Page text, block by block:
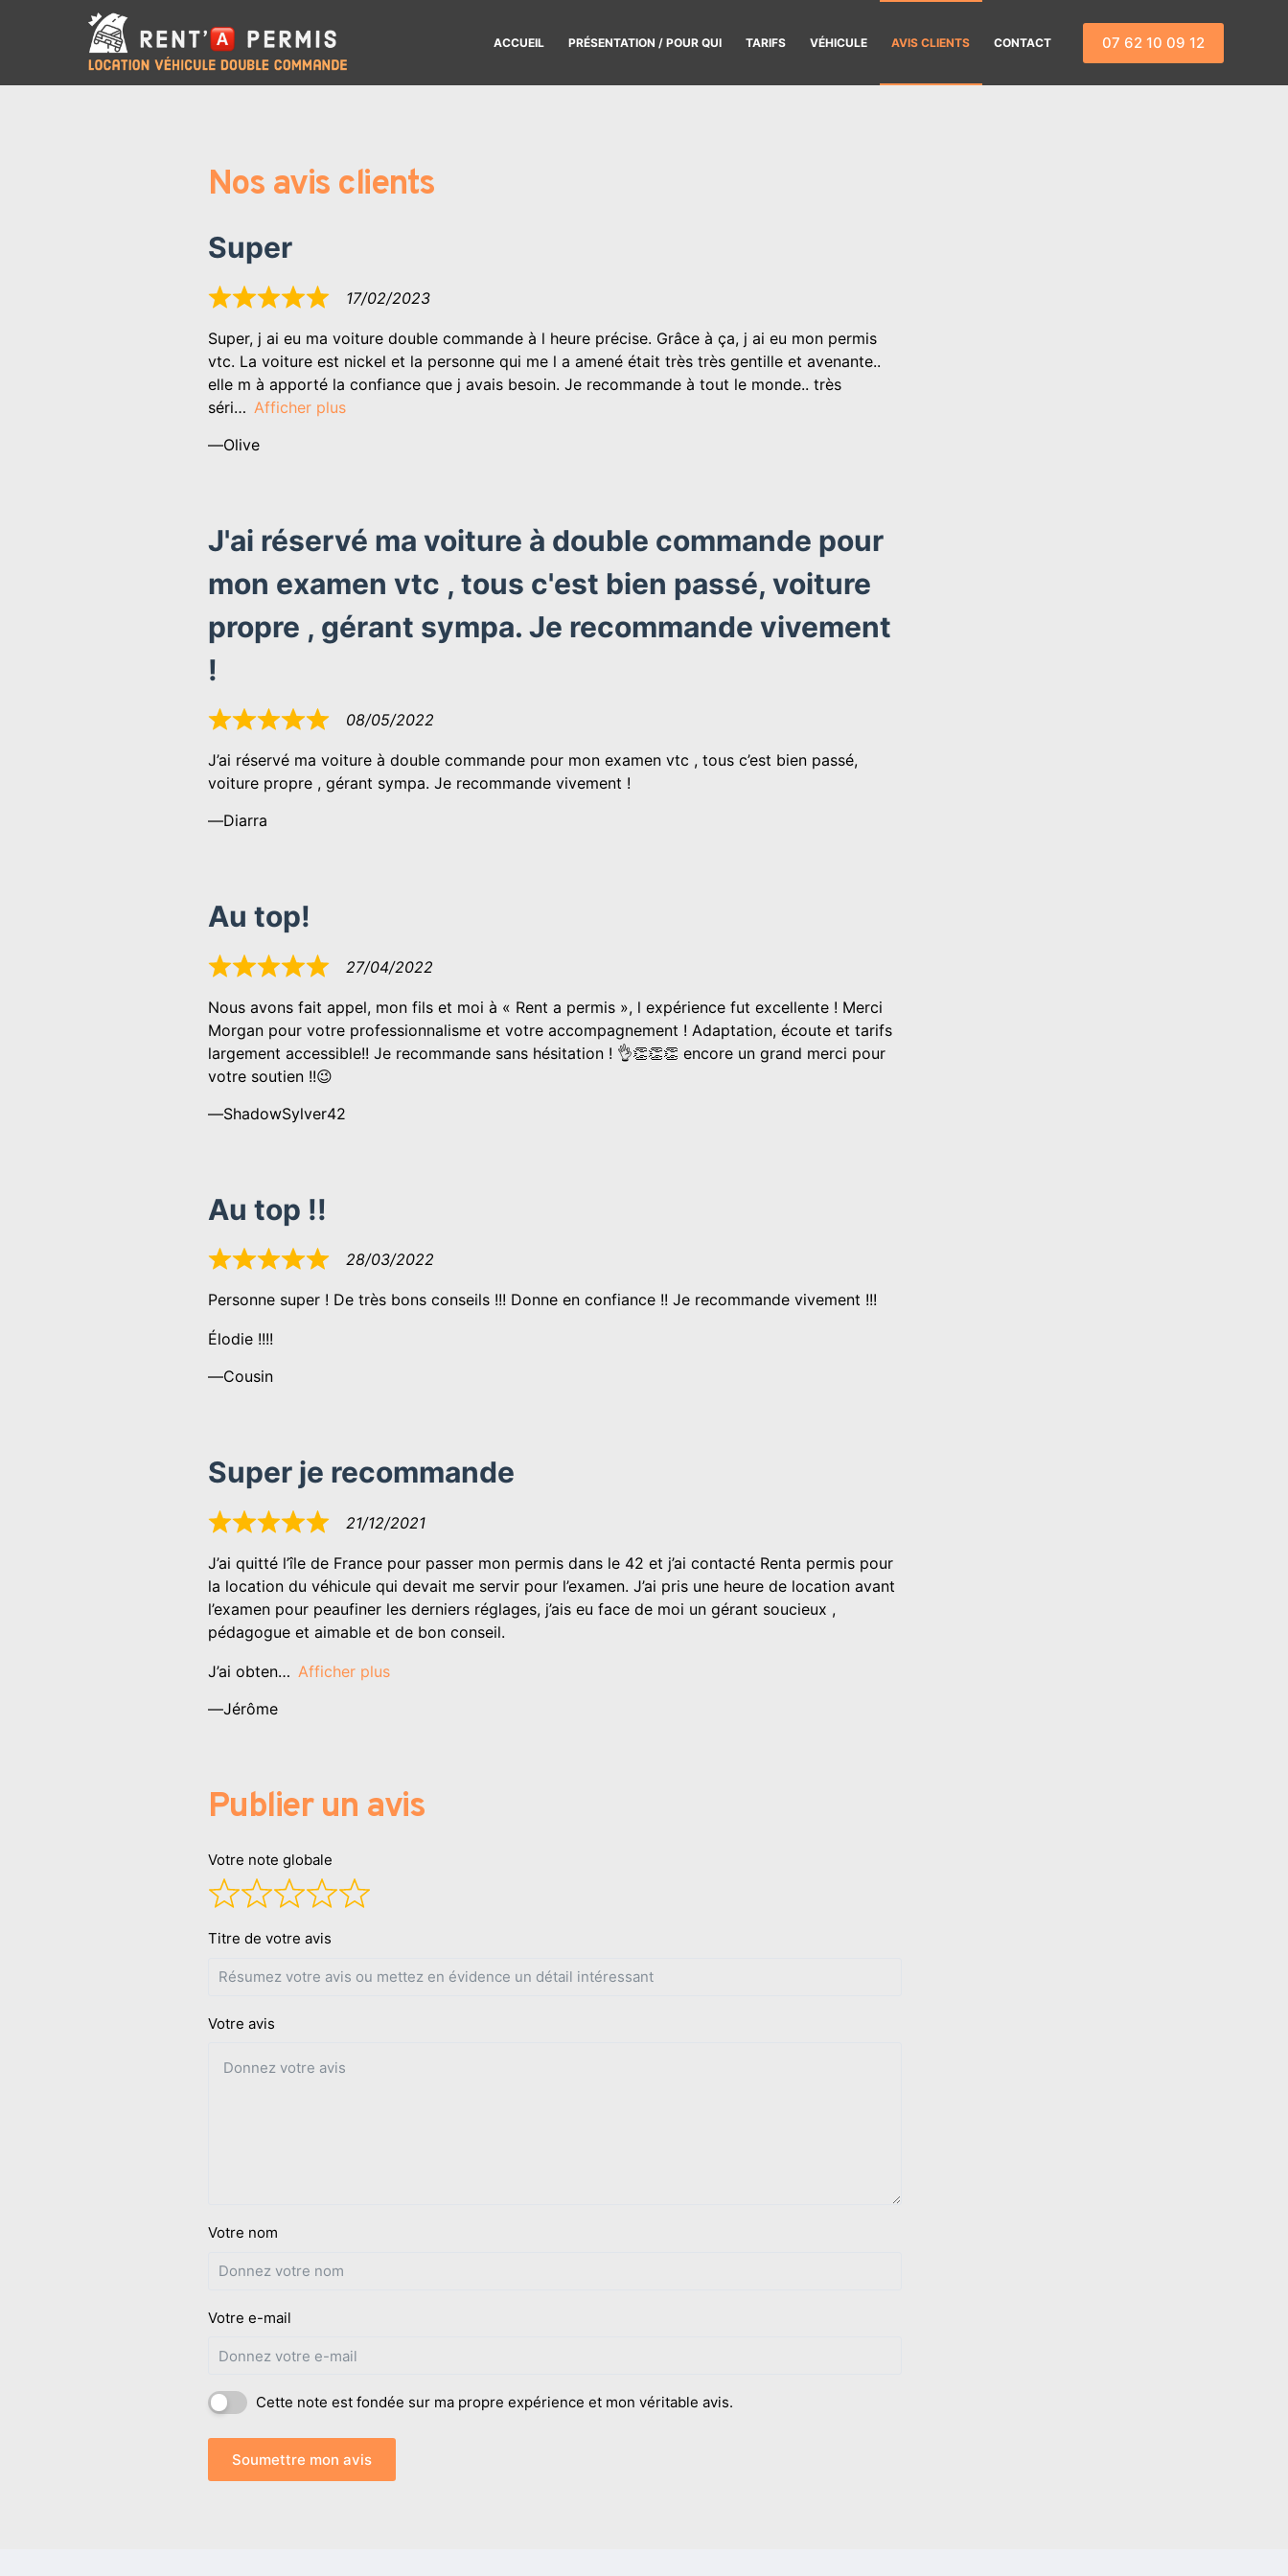
ACCUEIL PRÉSENTATION / POUR QUI TARIFS VÉHICULE AVIS CLIENTS CONTACT 07 62 10 09 12
Nos avis clients
Super
Noté
sur
5
17/02/2023
Super, j ai eu ma voiture double commande à l heure précise. Grâce à ça, j ai eu mon permis
vtc. La voiture est nickel et la personne qui me l a amené était très très gentille et avenante..
elle m à apporté la confiance que j avais besoin. Je recommande à tout le monde.. très
séri
Afficher plus
Olive
J'ai réservé ma voiture à double commande pour
mon examen vtc , tous c'est bien passé, voiture
propre , gérant sympa. Je recommande vivement
!
Noté
sur
5
08/05/2022
J’ai réservé ma voiture à double commande pour mon examen vtc , tous c’est bien passé,
voiture propre , gérant sympa. Je recommande vivement !
Diarra
Au top!
Noté
sur
5
27/04/2022
Nous avons fait appel, mon fils et moi à « Rent a permis », l expérience fut excellente ! Merci
Morgan pour votre professionnalisme et votre accompagnement ! Adaptation, écoute et tarifs
largement accessible!! Je recommande sans hésitation ! 👌👏👏👏 encore un grand merci pour
votre soutien !!😉
ShadowSylver42
Au top !!
Noté
sur
5
28/03/2022
Personne super ! De très bons conseils !!! Donne en confiance !! Je recommande vivement !!!
Élodie !!!!
Cousin
Super je recommande
Noté
sur
5
21/12/2021
J’ai quitté l’île de France pour passer mon permis dans le 42 et j’ai contacté Renta permis pour
la location du véhicule qui devait me servir pour l’examen. J’ai pris une heure de location avant
l’examen pour peaufiner les derniers réglages, j’ais eu face de moi un gérant soucieux ,
pédagogue et aimable et de bon conseil.
J’ai obten
Afficher plus
Jérôme
Publier un avis
Votre note globale
Titre de votre avis
Votre avis
Votre nom
Votre e-mail
Cette note est fondée sur ma propre expérience et mon véritable avis.
Soumettre mon avis